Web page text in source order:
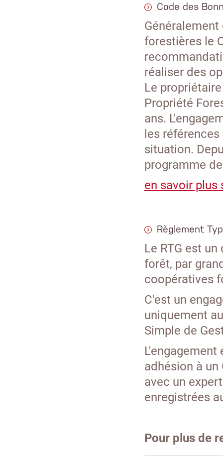
Code des
forestières le
réaliser des
Le
Propriété
ans.
les
situation.
programme
en savoir plus
Règlement
Le RTG est
forêt, par
coopératives
C'est un
uniquement
Simple de
adhésion à
avec un
enregistrées
Pour plus de